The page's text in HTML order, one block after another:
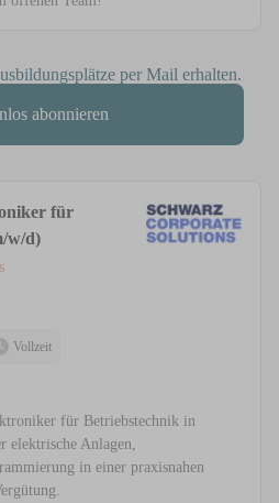
per Mail erhalten.
abonnieren
für
w/d)
Vollzeit
für Betriebstechnik in
elektrische Anlagen,
in einer praxisnahen